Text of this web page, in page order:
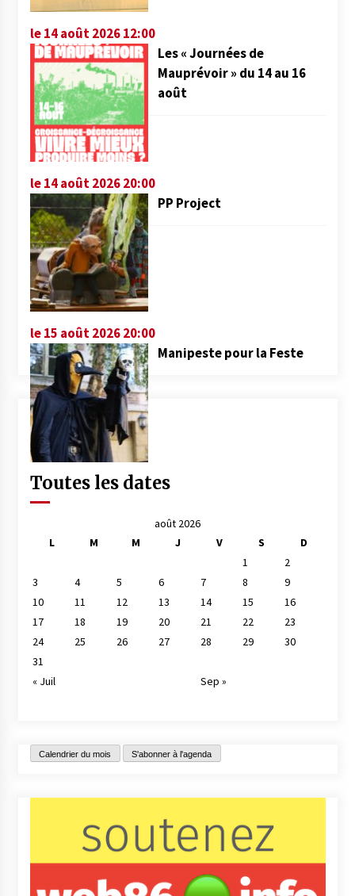
le 14 août 2026 12:00
Les « Journées de
Mauprévoir » du 14 au 16
août
le 14 août 2026 20:00
PP Project
le 15 août 2026 20:00
Manipeste pour la Feste
Toutes les dates
août 2026
L
M M J V S
D
1
2
3
4 5 6 7 8
9
10
11 12 13 14 15
16
17
18 19 20 21 22
23
24
25 26 27 28 29
30
31
« Juil
Sep »
Calendrier du mois S'abonner à l'agenda